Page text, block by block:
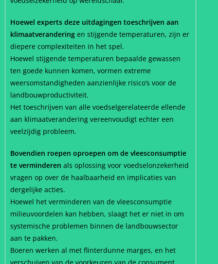
Hoewel experts deze uitdagingen toeschrijven aan
klimaatverandering en stijgende temperaturen, zijn er
diepere complexiteiten in het spel.
Hoewel stijgende temperaturen bepaalde gewassen
ten goede kunnen komen, vormen extreme
weersomstandigheden aanzienlijke risico’s voor de
landbouwproductiviteit.
Het toeschrijven van alle voedselgerelateerde ellende
aan klimaatverandering vereenvoudigt echter een
veelzijdig probleem.
Bovendien roepen oproepen om de vleesconsumptie
te verminderen als oplossing voor voedselonzekerheid
vragen op over de haalbaarheid en implicaties van
dergelijke acties.
Hoewel het verminderen van de vleesconsumptie
milieuvoordelen kan hebben, slaagt het er niet in om
systemische problemen binnen de landbouwsector
aan te pakken.
Boeren werken al met flinterdunne marges, en het
verschuiven van de voorkeuren van de consument